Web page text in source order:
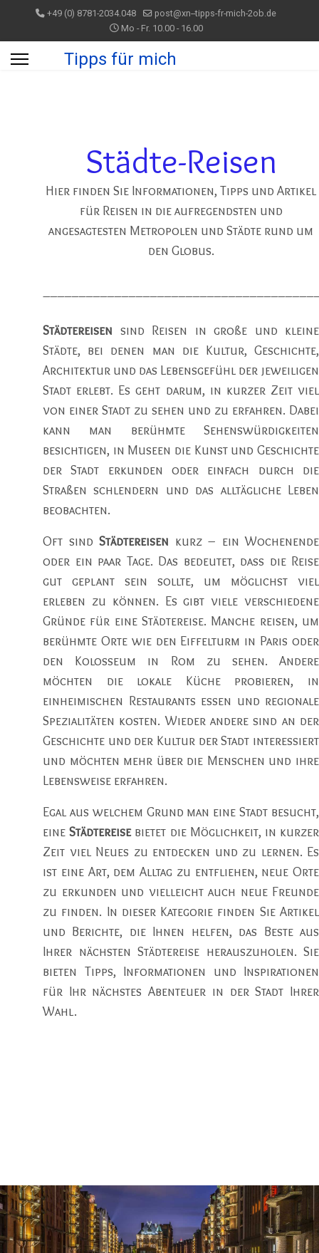
+49 (0) 8781-2034.048
post@xn--tipps-fr-mich-2ob.de
Mo - Fr. 10.00 - 16.00
Tipps für mich
Städte-Reisen
Hier finden Sie Informationen, Tipps und Artikel
für Reisen in die aufregendsten und
angesagtesten Metropolen und Städte rund um
den Globus.
Städtereisen sind Reisen in große und kleine
Städte, bei denen man die Kultur, Geschichte,
Architektur und das Lebensgefühl der jeweiligen
Stadt erlebt. Es geht darum, in kurzer Zeit viel
von einer Stadt zu sehen und zu erfahren. Dabei
kann man berühmte Sehenswürdigkeiten
besichtigen, in Museen die Kunst und Geschichte
der Stadt erkunden oder einfach durch die
Straßen schlendern und das alltägliche Leben
beobachten.
Oft sind Städtereisen kurz – ein Wochenende
oder ein paar Tage. Das bedeutet, dass die Reise
gut geplant sein sollte, um möglichst viel
erleben zu können. Es gibt viele verschiedene
Gründe für eine Städtereise. Manche reisen, um
berühmte Orte wie den Eiffelturm in Paris oder
den Kolosseum in Rom zu sehen. Andere
möchten die lokale Küche probieren, in
einheimischen Restaurants essen und regionale
Spezialitäten kosten. Wieder andere sind an der
Geschichte und der Kultur der Stadt interessiert
und möchten mehr über die Menschen und ihre
Lebensweise erfahren.
Egal aus welchem Grund man eine Stadt besucht,
eineStädtereisebietet die Möglichkeit, in kurzer
Zeit viel Neues zu entdecken und zu lernen. Es
ist eine Art, dem Alltag zu entfliehen, neue Orte
zu erkunden und vielleicht auch neue Freunde
zu finden. In dieser Kategorie finden Sie Artikel
und Berichte, die Ihnen helfen, das Beste aus
Ihrer nächsten Städtereise herauszuholen. Sie
bieten Tipps, Informationen und Inspirationen
für Ihr nächstes Abenteuer in der Stadt Ihrer
Wahl.